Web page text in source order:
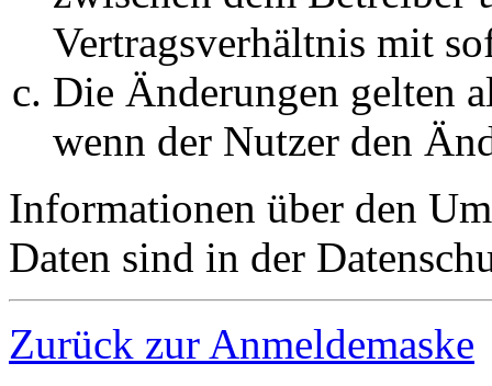
Vertragsverhältnis mit
Die Änderungen gelten
wenn der Nutzer den
Informationen über den
Daten sind in der
Zurück zur Anmeldemaske